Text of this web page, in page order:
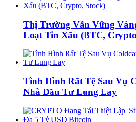
Thị Trường Vẫn Vững
Loạt Tin Xấu (BTC,
Tình Hình Rất Tệ Sau Vụ
Nhà Đầu Tư Lung Lay